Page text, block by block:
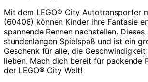
Mit dem LEGO® City Autotransporter
(60406) können Kinder ihre Fantasie
spannende Rennen nachstellen.
stundenlangen Spielspaß und ist ein
Geschenk für alle, die
lieben. Mach dich bereit für packende
der LEGO® City Welt!